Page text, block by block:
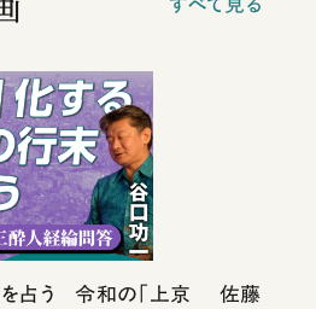
すべて見る
を占う 令和の「上京
佐藤優vs